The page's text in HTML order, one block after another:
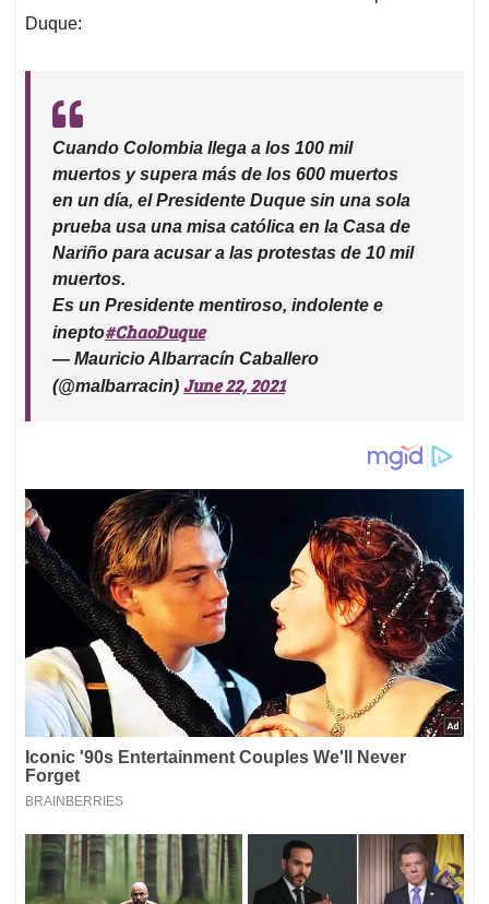
Duque:
Cuando Colombia llega a los 100 mil
muertos y supera más de los 600 muertos
en un día, el Presidente Duque sin una sola
prueba usa una misa católica en la Casa de
Nariño para acusar a las protestas de 10 mil
muertos.
Es un Presidente mentiroso, indolente e
inepto#ChaoDuque
— Mauricio Albarracín Caballero
(@malbarracin) June 22, 2021